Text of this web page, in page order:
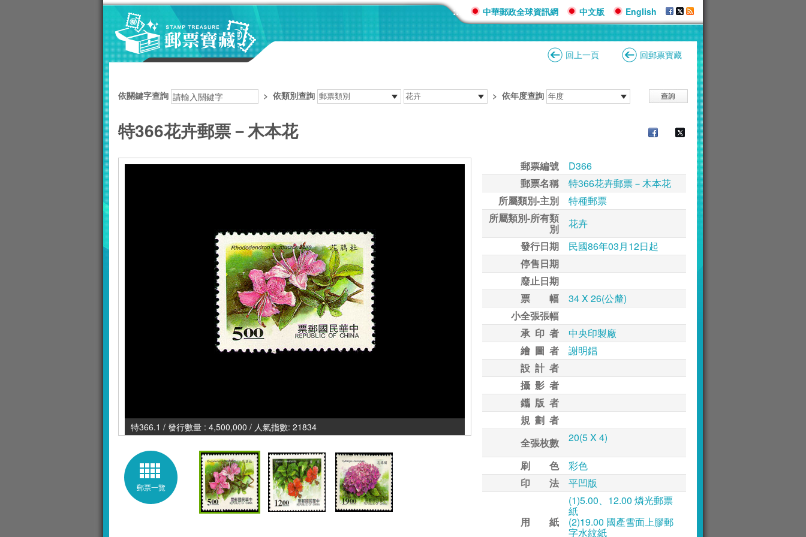
::: 中華郵政全球資訊網 中文版 English
回上一頁 回郵票寶藏
依關鍵字查詢 > 依類別查詢 > 依年度查詢
特366花卉郵票－木本花
特366.1 / 發行數量 : 4,500,000 / 人氣指數: 21834
郵票一覽
郵票編號
D366
郵票名稱
特366花卉郵票－木本花
所屬類別-主別
特種郵票
所屬類別-所有類
別
花卉
發行日期
民國86年03月12日起
停售日期
廢止日期
票 幅
34 X 26(公釐)
小全張張幅
承 印 者
中央印製廠
繪 圖 者
謝明錩
設 計 者
攝 影 者
鑴 版 者
規 劃 者
全張枚數
20(5 X 4)
刷 色
彩色
印 法
平凹版
用 紙
(1)5.00、12.00 燐光郵票
紙
(2)19.00 國產雪面上膠郵
字水紋紙